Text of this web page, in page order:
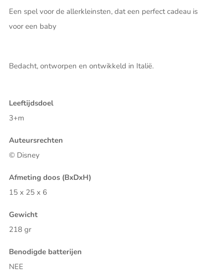
Een spel voor de allerkleinsten, dat een perfect cadeau is
voor een baby
Bedacht, ontworpen en ontwikkeld in Italië.
Leeftijdsdoel
3+m
Auteursrechten
© Disney
Afmeting doos (BxDxH)
15 x 25 x 6
Gewicht
218 gr
Benodigde batterijen
NEE